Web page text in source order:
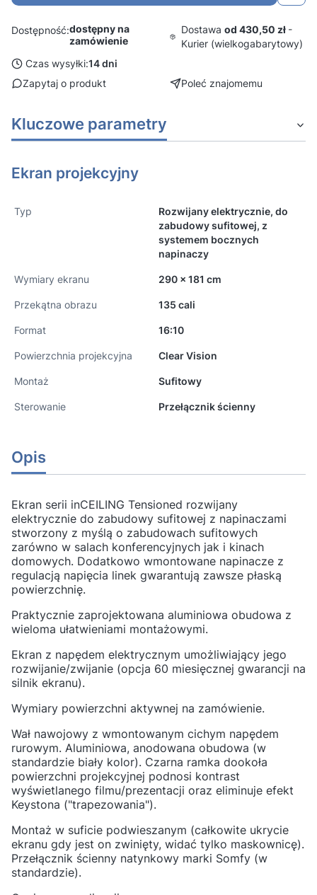
Dostępność:dostępny na
zamówienie
Dostawaod 430,50 zł -
Kurier (wielkogabarytowy)
Czas wysyłki:14 dni
Zapytaj o produkt
Poleć znajomemu
Kluczowe parametry
Ekran projekcyjny
Typ
Rozwijany elektrycznie, do
zabudowy sufitowej, z
systemem bocznych
napinaczy
Wymiary ekranu 290 x 181 cm
Przekątna obrazu 135 cali
Format 16:10
Powierzchnia projekcyjna Clear Vision
Montaż Sufitowy
Sterowanie Przełącznik ścienny
Opis
Ekran serii inCEILING Tensioned rozwijany
elektrycznie do zabudowy sufitowej z napinaczami
stworzony z myślą o zabudowach sufitowych
zarówno w salach konferencyjnych jak i kinach
domowych. Dodatkowo wmontowane napinacze z
regulacją napięcia linek gwarantują zawsze płaską
powierzchnię.
Praktycznie zaprojektowana aluminiowa obudowa z
wieloma ułatwieniami montażowymi.
Ekran z napędem elektrycznym umożliwiający jego
rozwijanie/zwijanie (opcja 60 miesięcznej gwarancji na
silnik ekranu).
Wymiary powierzchni aktywnej na zamówienie.
Wał nawojowy z wmontowanym cichym napędem
rurowym. Aluminiowa, anodowana obudowa (w
standardzie biały kolor). Czarna ramka dookoła
powierzchni projekcyjnej podnosi kontrast
wyświetlanego filmu/prezentacji oraz eliminuje efekt
Keystona ("trapezowania").
Montaż w suficie podwieszanym (całkowite ukrycie
ekranu gdy jest on zwinięty, widać tylko maskownicę).
Przełącznik ścienny natynkowy marki Somfy (w
standardzie).